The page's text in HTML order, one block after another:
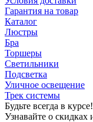
Гарантия на товар
Каталог
Люстры
Бра
Торшеры
Светильники
Подсветка
Уличное освещение
Трек системы
Будьте всегда в курсе!
Узнавайте о